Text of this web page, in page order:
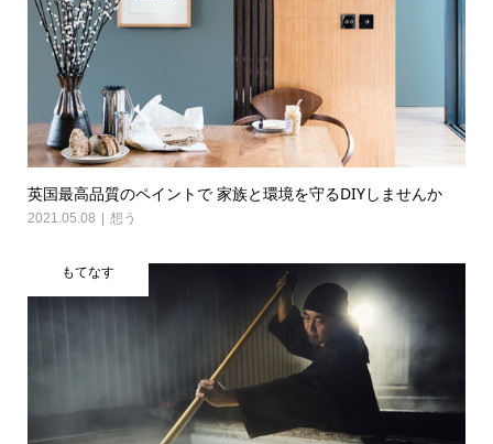
英国最高品質のペイントで 家族と環境を守るDIYしませんか
2021.05.08 想う
もてなす